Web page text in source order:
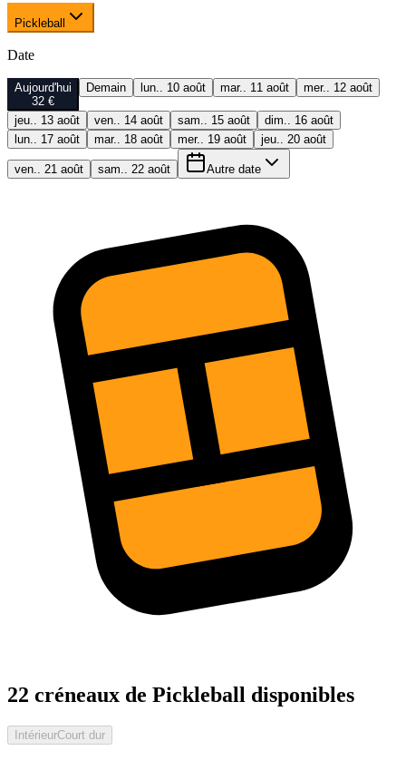
Pickleball
Date
Aujourd'hui
32 €
Demain lun.. 10 août mar.. 11 août mer.. 12 août
jeu.. 13 août ven.. 14 août sam.. 15 août
dim.. 16 août
lun.. 17 août
mar.. 18 août mer.. 19 août jeu.. 20 août
ven.. 21 août sam.. 22 août Autre date
22 créneaux de Pickleball disponibles
IntérieurCourt dur